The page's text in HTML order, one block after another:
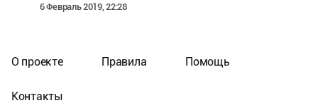
6 Февраль 2019, 22:28
О проекте Правила Помощь
Контакты